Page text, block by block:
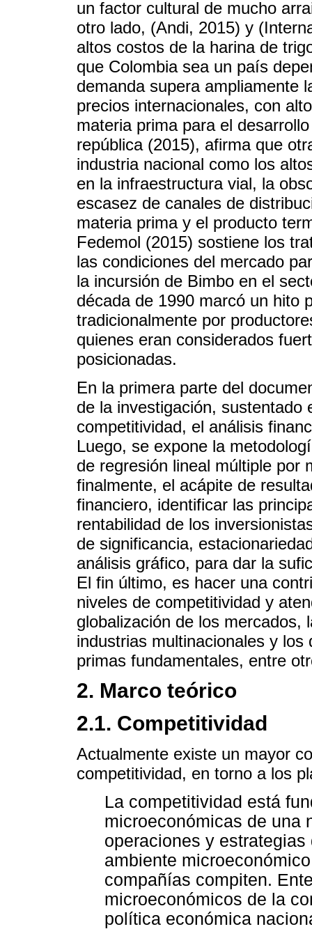
un factor cultural de mucho
otro lado, (Andi, 2015) y
altos costos de la harina de
que Colombia sea un país
demanda supera ampliamente
precios internacionales, con
materia prima para el
república (2015), afirma que
industria nacional como los
en la infraestructura vial, la
escasez de canales de
materia prima y el producto
Fedemol (2015) sostiene los
las condiciones del mercado
la incursión de Bimbo en el
década de 1990 marcó un hito
tradicionalmente por
quienes eran considerados
posicionadas.
En la primera parte del
de la investigación, sustentado
competitividad, el análisis
Luego, se expone la
de regresión lineal múltiple por
finalmente, el acápite de
financiero, identificar las
rentabilidad de los
de significancia,
análisis gráfico, para dar la
El fin último, es hacer una
niveles de competitividad y
globalización de los mercados,
industrias multinacionales y
primas fundamentales, entre
2. Marco teórico
2.1. Competitividad
Actualmente existe un mayor
competitividad, en torno a los
La competitividad está
microeconómicas de una
operaciones y
ambiente
compañías compiten.
microeconómicos de la
política económica